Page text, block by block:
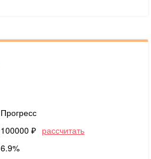
Прогресс
100000 ₽ рассчитать
6.9%